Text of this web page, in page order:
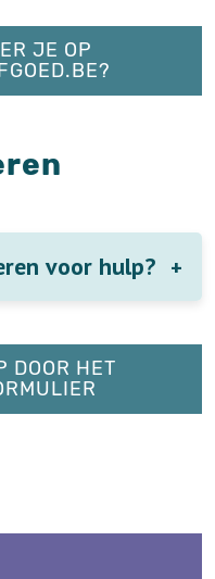
JE OP
voor hulp?
DOOR HET